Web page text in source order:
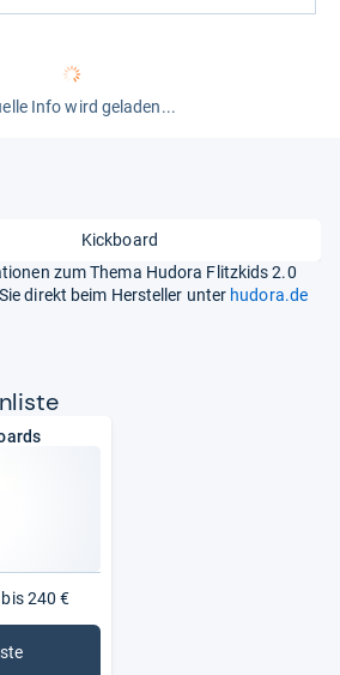
Info wird geladen...
Kickboard
zum Thema Hudora Flitzkids 2.0
direkt beim Hersteller unter hudora.de
240 €
/ Kickboards